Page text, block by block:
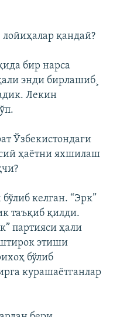
лойиҳалар қандай?
бир нарса
энди бирлашиб¸
Лекин
Ўзбекистондаги
ҳаëтни яхшилаш
келган. “Эрк”
таъқиб қилди.
партияси ҳали
этиши
бўлиб
курашаëтганлар